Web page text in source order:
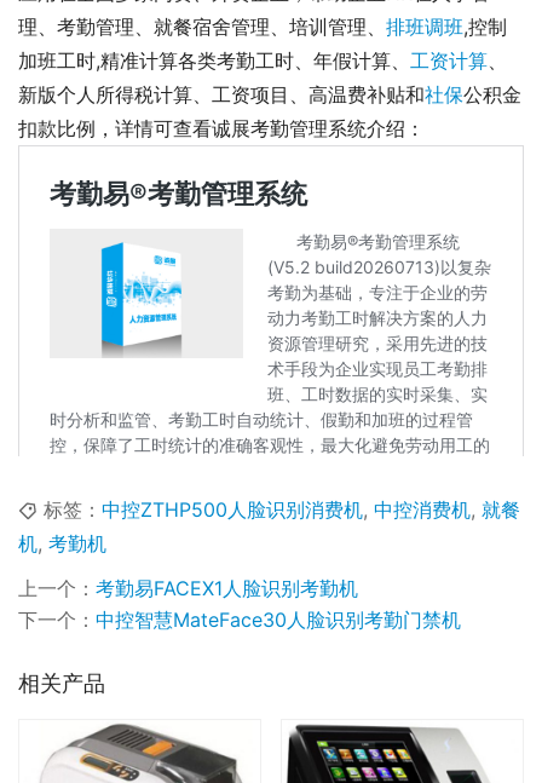
理、考勤管理、就餐宿舍管理、培训管理、 排班调班,控制
加班工时,精准计算各类考勤工时、年假计算、 工资计算、
新版个人所得税计算、工资项目、高温费补贴和社保公积金
扣款比例，详情可查看诚展考勤管理系统介绍：
标签： 中控ZTHP500人脸识别消费机, 中控消费机, 就餐
机, 考勤机
上一个： 考勤易FACEX1人脸识别考勤机
下一个： 中控智慧MateFace30人脸识别考勤门禁机
相关产品